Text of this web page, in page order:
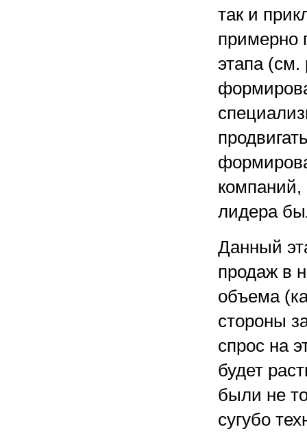
так и
примерно
этапа (см.
компаний,
лидера
Данный
продаж в
объема
стороны
спрос на
будет
были не
сугубо